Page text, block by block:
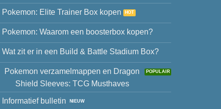
Pokemon: Elite Trainer Box kopen
Pokemon: Waarom een boosterbox kopen?
Wat zit er in een Build & Battle Stadium Box?
Pokemon verzamelmappen en Dragon
Shield Sleeves: TCG Musthaves
Informatief bulletin